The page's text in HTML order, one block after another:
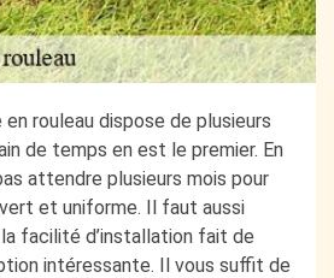
rouleau dispose de plusieurs
de temps en est le premier. En
attendre plusieurs mois pour
et uniforme. Il faut aussi
facilité d’installation fait de
intéressante. Il vous suffit de